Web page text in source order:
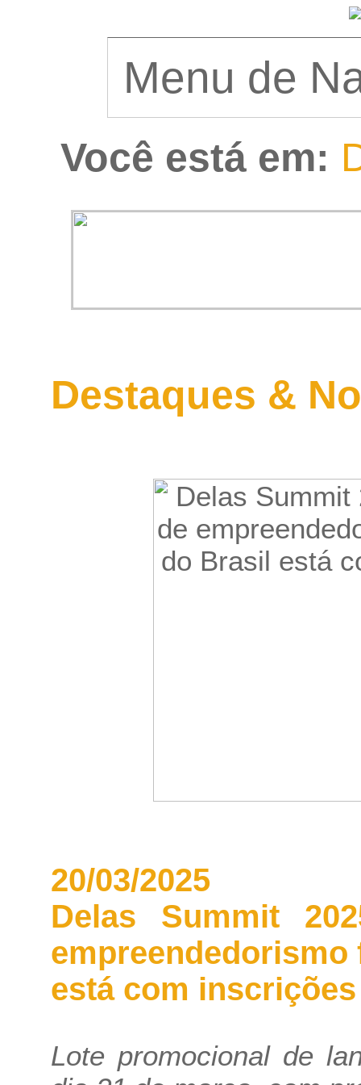
Você está em:
Destaques &
20/03/2025
Delas Summit
está com
Lote promocional de